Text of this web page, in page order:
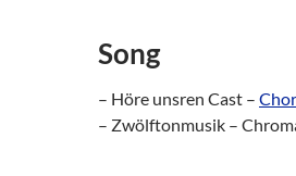
Song
– Höre unsren Cast –
– Zwölftonmusik –